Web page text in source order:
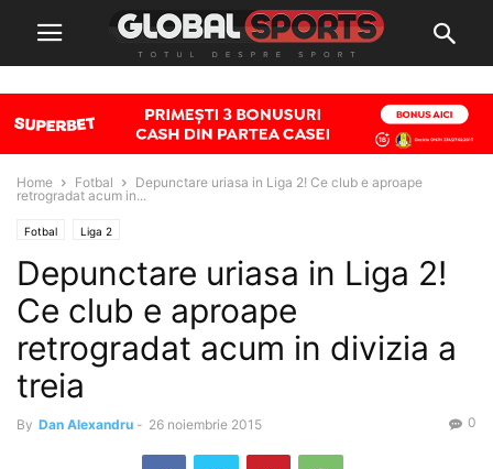
Home Fotbal
Depunctare uriasa in Liga 2! Ce club e aproape
retrogradat acum in...
Fotbal Liga 2
Depunctare uriasa in Liga 2!
Ce club e aproape
retrogradat acum in divizia a
treia
By Dan Alexandru - 26 noiembrie 2015 0